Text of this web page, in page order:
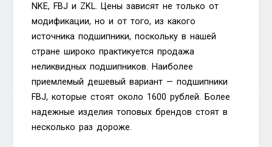
NKE, FBJ и ZKL. Цены зависят не только от
модификации, но и от того, из какого
источника подшипники, поскольку в нашей
стране широко практикуется продажа
неликвидных подшипников. Наиболее
приемлемый дешевый вариант — подшипники
FBJ, которые стоят около 1600 рублей. Более
надежные изделия топовых брендов стоят в
несколько раз дороже.